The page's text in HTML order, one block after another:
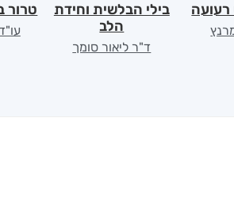
רעועה
בילי הבלשית וחידת
הלב
ד"ר ליאור סומך
טרור